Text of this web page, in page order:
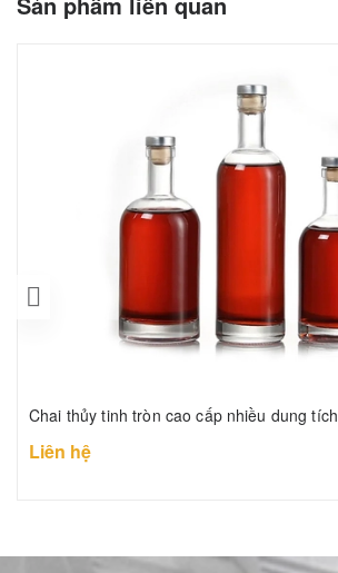
Chai thủy tinh tròn cao cấp nhiều dung tích
Liên hệ